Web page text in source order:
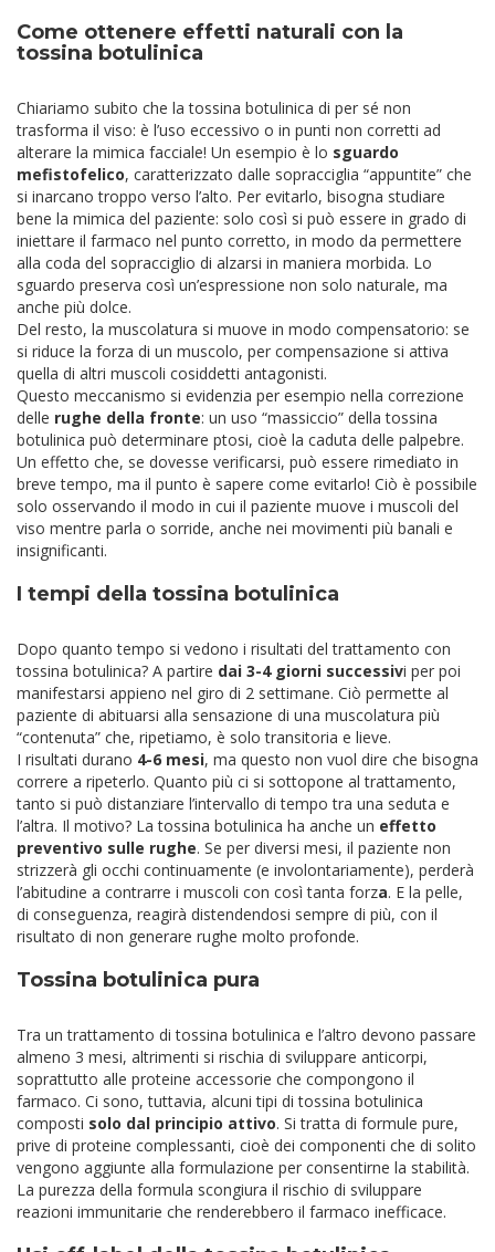
Come ottenere effetti naturali con la
tossina botulinica
Chiariamo subito che la tossina botulinica di per sé non
trasforma il viso: è l’uso eccessivo o in punti non corretti ad
alterare la mimica facciale! Un esempio è lo sguardo
mefistofelico, caratterizzato dalle sopracciglia “appuntite” che
si inarcano troppo verso l’alto. Per evitarlo, bisogna studiare
bene la mimica del paziente: solo così si può essere in grado di
iniettare il farmaco nel punto corretto, in modo da permettere
alla coda del sopracciglio di alzarsi in maniera morbida. Lo
sguardo preserva così un’espressione non solo naturale, ma
anche più dolce.
Del resto, la muscolatura si muove in modo compensatorio: se
si riduce la forza di un muscolo, per compensazione si attiva
quella di altri muscoli cosiddetti antagonisti.
Questo meccanismo si evidenzia per esempio nella correzione
delle rughe della fronte: un uso “massiccio” della tossina
botulinica può determinare ptosi, cioè la caduta delle palpebre.
Un effetto che, se dovesse verificarsi, può essere rimediato in
breve tempo, ma il punto è sapere come evitarlo! Ciò è possibile
solo osservando il modo in cui il paziente muove i muscoli del
viso mentre parla o sorride, anche nei movimenti più banali e
insignificanti.
I tempi della tossina botulinica
Dopo quanto tempo si vedono i risultati del trattamento con
tossina botulinica? A partire dai 3-4 giorni successivi per poi
manifestarsi appieno nel giro di 2 settimane. Ciò permette al
paziente di abituarsi alla sensazione di una muscolatura più
“contenuta” che, ripetiamo, è solo transitoria e lieve.
I risultati durano 4-6 mesi, ma questo non vuol dire che bisogna
correre a ripeterlo. Quanto più ci si sottopone al trattamento,
tanto si può distanziare l’intervallo di tempo tra una seduta e
l’altra. Il motivo? La tossina botulinica ha anche un effetto
preventivo sulle rughe. Se per diversi mesi, il paziente non
strizzerà gli occhi continuamente (e involontariamente), perderà
l’abitudine a contrarre i muscoli con così tanta forza. E la pelle,
di conseguenza, reagirà distendendosi sempre di più, con il
risultato di non generare rughe molto profonde.
Tossina botulinica pura
Tra un trattamento di tossina botulinica e l’altro devono passare
almeno 3 mesi, altrimenti si rischia di sviluppare anticorpi,
soprattutto alle proteine accessorie che compongono il
farmaco. Ci sono, tuttavia, alcuni tipi di tossina botulinica
composti solo dal principio attivo. Si tratta di formule pure,
prive di proteine complessanti, cioè dei componenti che di solito
vengono aggiunte alla formulazione per consentirne la stabilità.
La purezza della formula scongiura il rischio di sviluppare
reazioni immunitarie che renderebbero il farmaco inefficace.